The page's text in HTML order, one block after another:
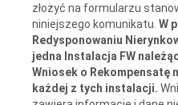
złożyć na formularzu
niniejszego komunikatu. W
Redysponowaniu
jedna Instalacja FW
Wniosek o Rekompensatę
każdej z tych instalacji.